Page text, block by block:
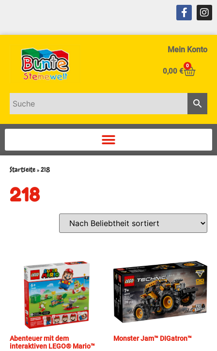
Mein Konto
0,00 €
0
Startseite»218
218
Abenteuer mit dem
interaktiven LEGO® Mario™
Monster Jam™ DIGatron™